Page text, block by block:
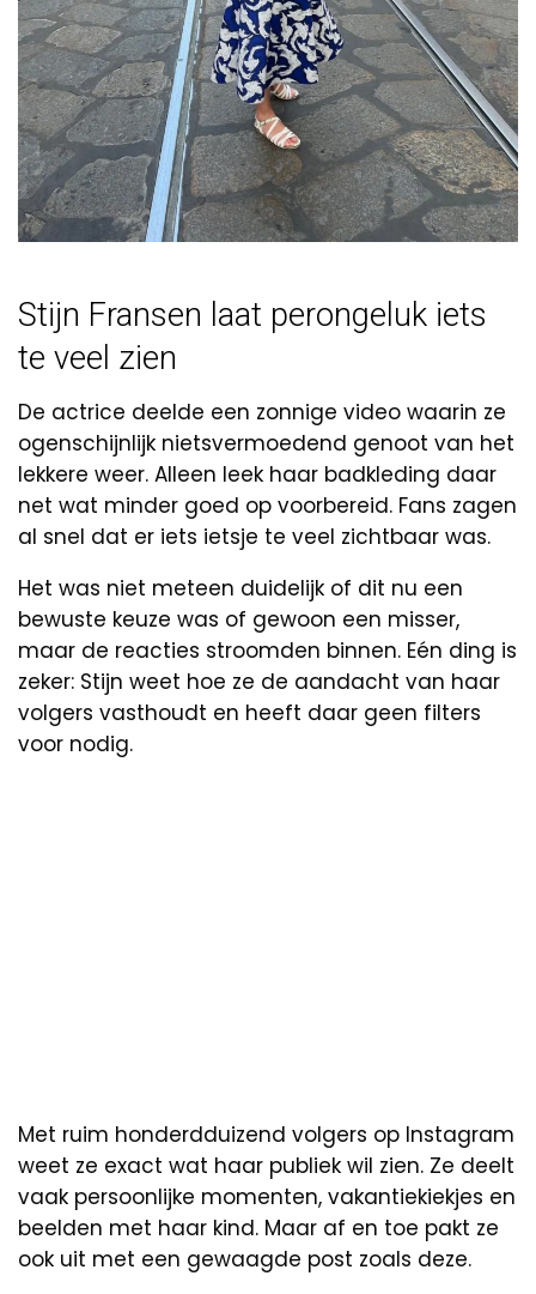
Stijn Fransen laat perongeluk iets
te veel zien
De actrice deelde een zonnige video waarin ze
ogenschijnlijk nietsvermoedend genoot van het
lekkere weer. Alleen leek haar badkleding daar
net wat minder goed op voorbereid. Fans zagen
al snel dat er iets ietsje te veel zichtbaar was.
Het was niet meteen duidelijk of dit nu een
bewuste keuze was of gewoon een misser,
maar de reacties stroomden binnen. Eén ding is
zeker: Stijn weet hoe ze de aandacht van haar
volgers vasthoudt en heeft daar geen filters
voor nodig.
Met ruim honderdduizend volgers op Instagram
weet ze exact wat haar publiek wil zien. Ze deelt
vaak persoonlijke momenten, vakantiekiekjes en
beelden met haar kind. Maar af en toe pakt ze
ook uit met een gewaagde post zoals deze.